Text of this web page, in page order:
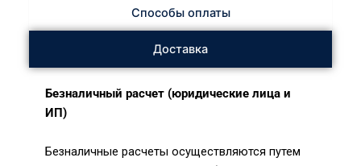
Способы оплаты
Доставка
Безналичный расчет (юридические лица и
ИП)
Безналичные расчеты осуществляются путем